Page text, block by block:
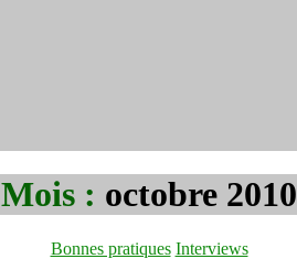
Mois : octobre 2010
Catégories
Bonnes pratiques Interviews